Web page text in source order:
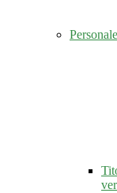
Personale